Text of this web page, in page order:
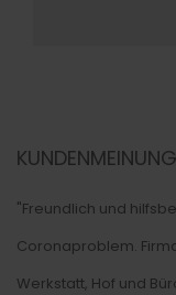
"Freundlich und
Coronaproblem.
Werkstatt, Hof und